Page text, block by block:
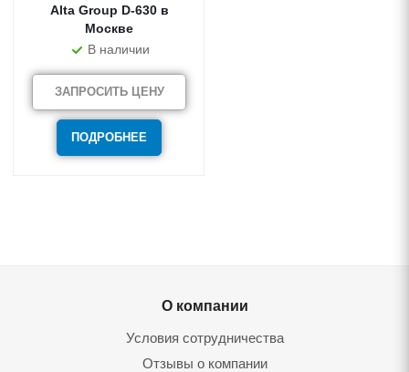
Alta Group D-630 в
Москве
В наличии
ЗАПРОСИТЬ ЦЕНУ
ПОДРОБНЕЕ
О компании
Условия сотрудничества
Отзывы о компании